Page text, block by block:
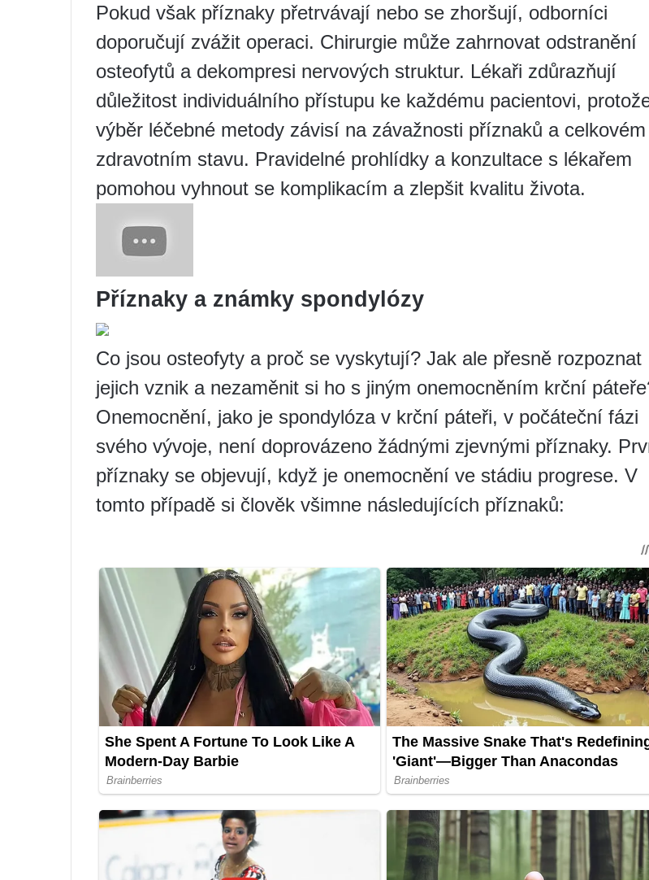
Pokud však příznaky přetrvávají nebo se zhoršují, odborníci
doporučují zvážit operaci. Chirurgie může zahrnovat odstranění
osteofytů a dekompresi nervových struktur. Lékaři zdůrazňují
důležitost individuálního přístupu ke každému pacientovi,
výběr léčebné metody závisí na závažnosti příznaků a celkovém
zdravotním stavu. Pravidelné prohlídky a konzultace s lékařem
pomohou vyhnout se komplikacím a zlepšit kvalitu života.
Příznaky a známky spondylózy
Co jsou osteofyty a proč se vyskytují? Jak ale přesně rozpoznat
jejich vznik a nezaměnit si ho s jiným onemocněním krční
Onemocnění, jako je spondylóza v krční páteři, v počáteční fázi
svého vývoje, není doprovázeno žádnými zjevnými příznaky.
příznaky se objevují, když je onemocnění ve stádiu progrese. V
tomto případě si člověk všimne následujících příznaků: